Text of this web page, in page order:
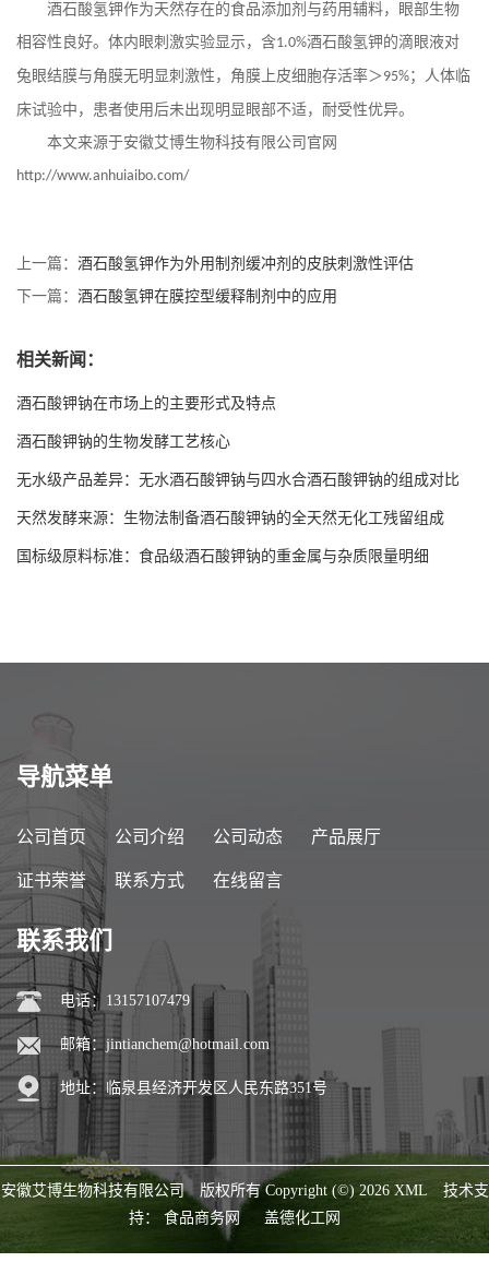
酒石酸氢钾作为天然存在的食品添加剂与药用辅料，眼部生物
相容性良好。体内眼刺激实验显示，含1.0%酒石酸氢钾的滴眼液对
兔眼结膜与角膜无明显刺激性，角膜上皮细胞存活率＞95%；人体临
床试验中，患者使用后未出现明显眼部不适，耐受性优异。
本文来源于安徽艾博生物科技有限公司官网
http://www.anhuiaibo.com/
上一篇： 酒石酸氢钾作为外用制剂缓冲剂的皮肤刺激性评估
下一篇： 酒石酸氢钾在膜控型缓释制剂中的应用
相关新闻：
酒石酸钾钠在市场上的主要形式及特点
酒石酸钾钠的生物发酵工艺核心
无水级产品差异：无水酒石酸钾钠与四水合酒石酸钾钠的组成对比
天然发酵来源：生物法制备酒石酸钾钠的全天然无化工残留组成
国标级原料标准：食品级酒石酸钾钠的重金属与杂质限量明细
导航菜单
公司首页 公司介绍 公司动态 产品展厅
证书荣誉 联系方式 在线留言
联系我们
电话：13157107479
邮箱： jintianchem@hotmail.com
地址：临泉县经济开发区人民东路351号
安徽艾博生物科技有限公司 版权所有 Copyright (©) 2026 XML
技术支
持： 食品商务网 盖德化工网